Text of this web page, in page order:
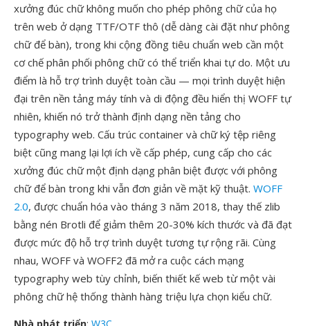
xưởng đúc chữ không muốn cho phép phông chữ của họ
trên web ở dạng TTF/OTF thô (dễ dàng cài đặt như phông
chữ để bàn), trong khi cộng đồng tiêu chuẩn web cần một
cơ chế phân phối phông chữ có thể triển khai tự do. Một ưu
điểm là hỗ trợ trình duyệt toàn cầu — mọi trình duyệt hiện
đại trên nền tảng máy tính và di động đều hiển thị WOFF tự
nhiên, khiến nó trở thành định dạng nền tảng cho
typography web. Cấu trúc container và chữ ký tệp riêng
biệt cũng mang lại lợi ích về cấp phép, cung cấp cho các
xưởng đúc chữ một định dạng phân biệt được với phông
chữ để bàn trong khi vẫn đơn giản về mặt kỹ thuật. WOFF
2.0, được chuẩn hóa vào tháng 3 năm 2018, thay thế zlib
bằng nén Brotli để giảm thêm 20-30% kích thước và đã đạt
được mức độ hỗ trợ trình duyệt tương tự rộng rãi. Cùng
nhau, WOFF và WOFF2 đã mở ra cuộc cách mạng
typography web tùy chỉnh, biến thiết kế web từ một vài
phông chữ hệ thống thành hàng triệu lựa chọn kiểu chữ.